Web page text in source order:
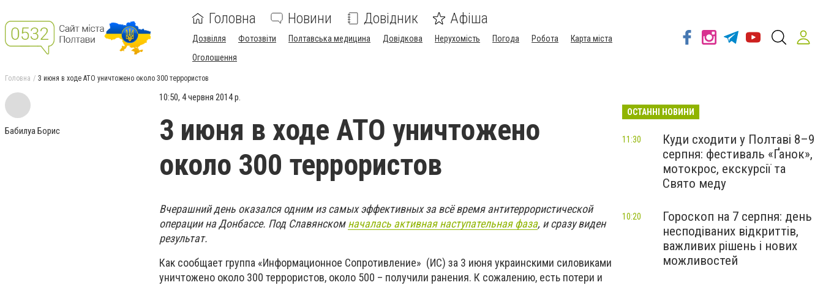
Головна Новини Довідник Афіша
Дозвілля Фотозвіти Полтавська медицина Довідкова Нерухомість Погода Робота
Карта міста
Оголошення
Головна 3 июня в ходе АТО уничтожено около 300 террористов
Бабилуа Борис
10:50, 4 червня 2014 р.
3 июня в ходе АТО уничтожено
около 300 террористов
Вчерашний день оказался одним из самых эффективных за всё время антитеррористической
операции на Донбассе. Под Славянскомначалась активная наступательная фаза, и сразу виден
результат.
Как сообщает группа «Информационное Сопротивление» (ИС) за 3 июня украинскими силовиками
уничтожено около 300 террористов, около 500 – получили ранения. К сожалению, есть потери и
ОСТАННІ НОВИНИ
Куди сходити у Полтаві 8–9
серпня: фестиваль «Ґанок»,
мотокрос, екскурсії та
Свято меду
11:30
Гороскоп на 7 серпня: день
несподіваних відкриттів,
важливих рішень і нових
можливостей
10:20